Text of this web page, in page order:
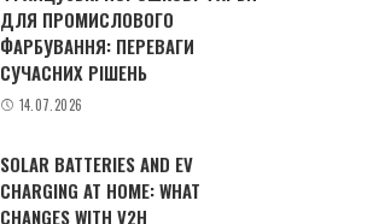
ДЛЯ ПРОМИСЛОВОГО
ФАРБУВАННЯ: ПЕРЕВАГИ
СУЧАСНИХ РІШЕНЬ
14.07.2026
SOLAR BATTERIES AND EV
CHARGING AT HOME: WHAT
CHANGES WITH V2H